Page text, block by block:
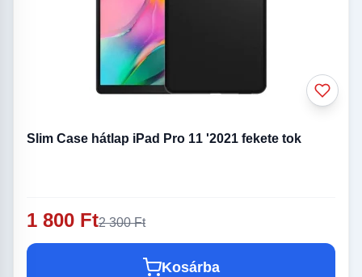
Slim Case hátlap iPad Pro 11 '2021 fekete tok
1 800 Ft2 300 Ft
Kosárba